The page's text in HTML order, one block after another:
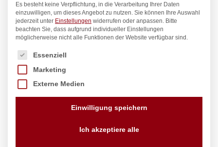
Aluminiumschaufel, HENDI, 0,65L,
(L)310mm
exkl. MwSt.
Es besteht keine Verpflichtung, in die Verarbeitung Ihrer Daten
einzuwilligen, um dieses Angebot zu nutzen. Sie können Ihre Auswahl
jederzeit unter Einstellungen widerrufen oder anpassen. Bitte
beachten Sie, dass aufgrund individueller Einstellungen
möglicherweise nicht alle Funktionen der Website verfügbar sind.
Es folgt eine Liste der Service-Gruppen, für die eine
Essenziell
Marketing
Externe Medien
Einwilligung speichern
Ich akzeptiere alle